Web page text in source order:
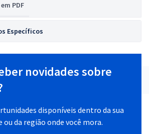
PDF
Específicos
novidades sobre
disponíveis dentro da sua
ou da região onde você mora.